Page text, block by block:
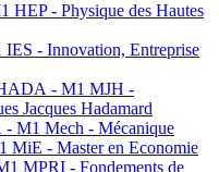
HEP - Physique des Hautes
- Innovation, Entreprise
- M1 MJH -
Jacques Hadamard
M1 Mech - Mécanique
MiE - Master en Economie
MPRI - Fondements de